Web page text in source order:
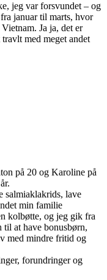
jeg var forsvundet – og
januar til marts, hvor
Ja ja, det er
med meget andet
på 20 og Karoline på
salmiaklakrids, lave
min familie
kolbøtte, og jeg gik fra
at have bonusbørn,
med mindre fritid og
forundringer og